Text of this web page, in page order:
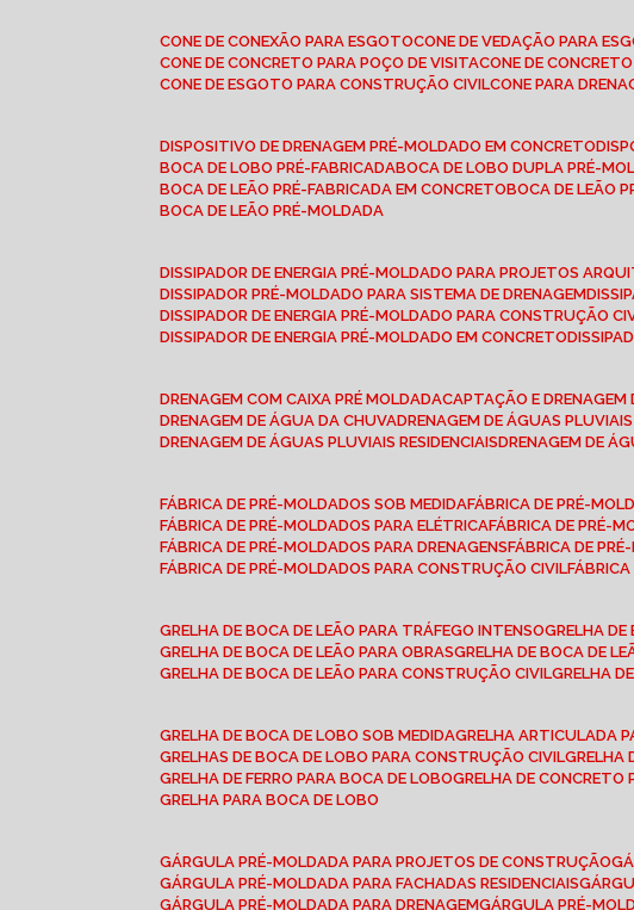
CONE DE CONEXÃO PARA ESGOTO CONE DE VEDAÇÃO PARA
CONE DE CONCRETO PARA POÇO DE VISITA CONE DE
CONE DE ESGOTO PARA CONSTRUÇÃO CIVIL CONE PARA
DISPOSITIVO DE DRENAGEM PRÉ-MOLDADO EM CONCRETO
BOCA DE LOBO PRÉ-FABRICADA BOCA DE LOBO DUPLA PRÉ-
BOCA DE LEÃO PRÉ-FABRICADA EM CONCRETO BOCA DE LEÃO
BOCA DE LEÃO PRÉ-MOLDADA
DISSIPADOR DE ENERGIA PRÉ-MOLDADO PARA PROJETOS
DISSIPADOR PRÉ-MOLDADO PARA SISTEMA DE DRENAGEM
DISSIPADOR DE ENERGIA PRÉ-MOLDADO PARA CONSTRUÇÃO
DISSIPADOR DE ENERGIA PRÉ-MOLDADO EM CONCRETO
DRENAGEM COM CAIXA PRÉ MOLDADA CAPTAÇÃO E
DRENAGEM DE ÁGUA DA CHUVA DRENAGEM DE ÁGUAS
DRENAGEM DE ÁGUAS PLUVIAIS RESIDENCIAIS DRENAGEM DE
FÁBRICA DE PRÉ-MOLDADOS SOB MEDIDA FÁBRICA DE PRÉ-
FÁBRICA DE PRÉ-MOLDADOS PARA ELÉTRICA FÁBRICA DE PRÉ-
FÁBRICA DE PRÉ-MOLDADOS PARA DRENAGENS FÁBRICA DE
FÁBRICA DE PRÉ-MOLDADOS PARA CONSTRUÇÃO CIVIL
GRELHA DE BOCA DE LEÃO PARA TRÁFEGO INTENSO
GRELHA
GRELHA DE BOCA DE LEÃO PARA OBRAS
GRELHA DE BOCA DE
GRELHA DE BOCA DE LEÃO PARA CONSTRUÇÃO CIVIL
GRELHA
GRELHA DE BOCA DE LOBO SOB MEDIDA
GRELHA ARTICULADA
GRELHAS DE BOCA DE LOBO PARA CONSTRUÇÃO CIVIL
GRELHA DE FERRO PARA BOCA DE LOBO
GRELHA DE
GRELHA PARA BOCA DE LOBO
GÁRGULA PRÉ-MOLDADA PARA PROJETOS DE CONSTRUÇÃO
GÁRGULA PRÉ-MOLDADA PARA FACHADAS RESIDENCIAIS
GÁRGULA PRÉ-MOLDADA PARA DRENAGEM
GÁRGULA PRÉ-